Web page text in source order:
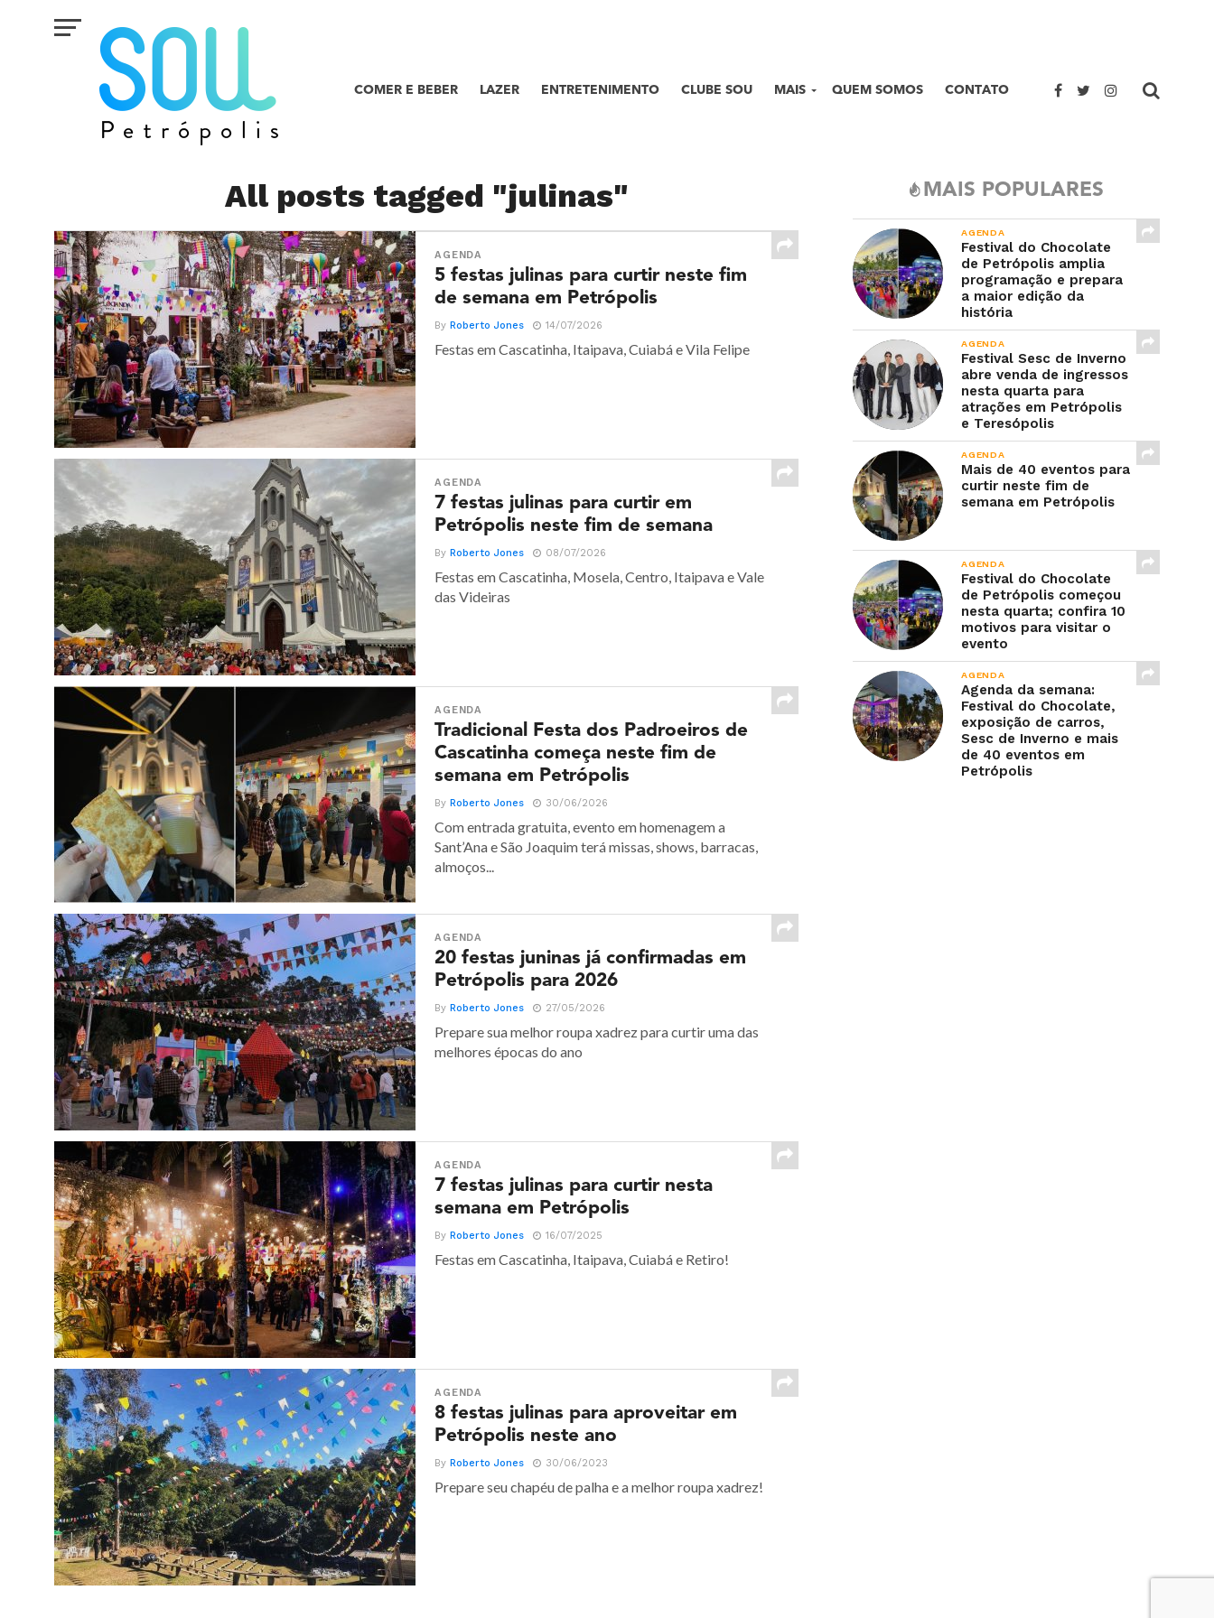
COMER E BEBER LAZER ENTRETENIMENTO CLUBE SOU MAIS QUEM SOMOS CONTATO
All posts tagged "julinas"
AGENDA
5 festas julinas para curtir neste fim
de semana em Petrópolis
ByRoberto Jones 14/07/2026
Festas em Cascatinha, Itaipava, Cuiabá e Vila Felipe
AGENDA
7 festas julinas para curtir em
Petrópolis neste fim de semana
ByRoberto Jones 08/07/2026
Festas em Cascatinha, Mosela, Centro, Itaipava e Vale
das Videiras
AGENDA
Tradicional Festa dos Padroeiros de
Cascatinha começa neste fim de
semana em Petrópolis
ByRoberto Jones 30/06/2026
Com entrada gratuita, evento em homenagem a
Sant’Ana e São Joaquim terá missas, shows, barracas,
almoços...
AGENDA
20 festas juninas já confirmadas em
Petrópolis para 2026
ByRoberto Jones 27/05/2026
Prepare sua melhor roupa xadrez para curtir uma das
melhores épocas do ano
AGENDA
7 festas julinas para curtir nesta
semana em Petrópolis
ByRoberto Jones 16/07/2025
Festas em Cascatinha, Itaipava, Cuiabá e Retiro!
AGENDA
8 festas julinas para aproveitar em
Petrópolis neste ano
ByRoberto Jones 30/06/2023
Prepare seu chapéu de palha e a melhor roupa xadrez!
MAIS POPULARES
AGENDA
Festival do Chocolate
de Petrópolis amplia
programação e prepara
a maior edição da
história
AGENDA
Festival Sesc de Inverno
abre venda de ingressos
nesta quarta para
atrações em Petrópolis
e Teresópolis
AGENDA
Mais de 40 eventos para
curtir neste fim de
semana em Petrópolis
AGENDA
Festival do Chocolate
de Petrópolis começou
nesta quarta; confira 10
motivos para visitar o
evento
AGENDA
Agenda da semana:
Festival do Chocolate,
exposição de carros,
Sesc de Inverno e mais
de 40 eventos em
Petrópolis